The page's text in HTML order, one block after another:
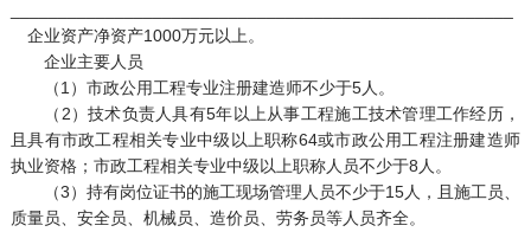
企业资产净资产1000万元以上。
企业主要人员
（1）市政公用工程专业注册建造师不少于5人。
（2）技术负责人具有5年以上从事工程施工技术管理工作经历，
且具有市政工程相关专业中级以上职称64 或市政公用工程注册建造师
执业资格；市政工程相关专业中级以上职称人员不少于8人。
（3）持有岗位证书的施工现场管理人员不少于15人，且施工员、
质量员、安全员、机械员、造价员、劳务员等人员齐全。